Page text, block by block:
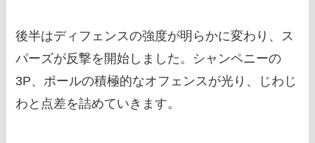
後半はディフェンスの強度が明らかに変わり、ス
パーズが反撃を開始しました。シャンペニーの
3P、ポールの積極的なオフェンスが光り、じわじ
わと点差を詰めていきます。